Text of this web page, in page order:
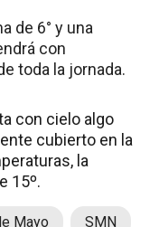
de 6° y una
con
toda la jornada.
con cielo algo
cubierto en la
la
15º.
Mayo SMN